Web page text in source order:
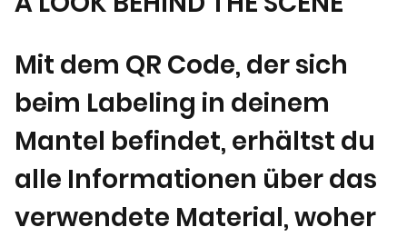
Mit dem QR Code, der sich
beim Labeling in deinem
Mantel befindet, erhältst du
alle Informationen über das
verwendete Material, woher